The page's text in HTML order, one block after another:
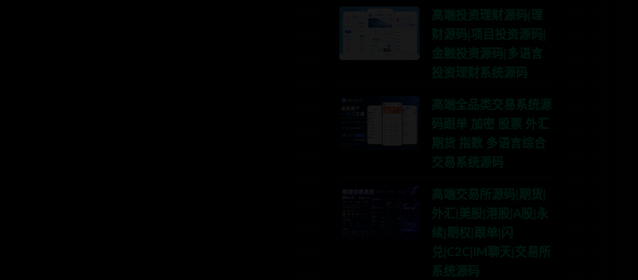
高端投资理财源码|理
财源码|项目投资源码|
金融投资源码|多语言
投资理财系统源码
高端全品类交易系统源
码跟单 加密 股票 外汇
期货 指数 多语言综合
交易系统源码
高端交易所源码|期货|
外汇|美股|港股|A股|永
续|期权|跟单|闪
兑|C2C|IM聊天|交易所
系统源码